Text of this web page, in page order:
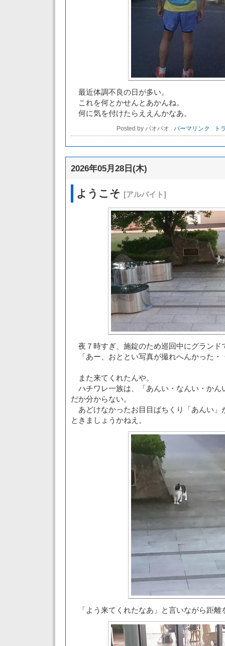
最近体調不良の日が多い。
これを何とかせんとあかんね。
何に気を付けたらええんかなあ。
Posted by パオパオ パーマリンク ト
2026年05月28日(木)
ようこそ [アルバイト]
夜７時すぎ、施錠のため巡回中にグランド
「あー、おととい写真が撮れへんかった・
また来てくれたんや。
ハチワレ一族は、「あんい・なんい・かん
だか分からない。
あどけなかったお目目ぱちくり「あんい」
ときましょうかねえ。
「よう来てくれたなあ」と言いながら距離